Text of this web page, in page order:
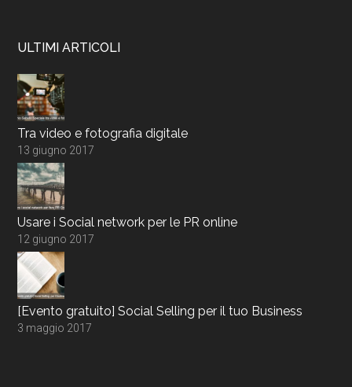
ULTIMI ARTICOLI
Tra video e fotografia digitale
13 giugno 2017
Usare i Social network per le PR online
12 giugno 2017
[Evento gratuito] Social Selling per il tuo Business
3 maggio 2017